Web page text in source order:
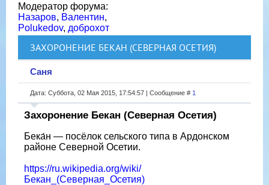
Модератор форума:
Назаров, Валентин,
Polukedov, доброхот
ЗАХОРОНЕНИЕ БЕКАН (СЕВЕРНАЯ ОСЕТИЯ)
Саня
Дата: Суббота, 02 Мая 2015, 17:54:57 | Сообщение # 1
Захоронение Бекан (Северная Осетия)
Бека́н — посёлок сельского типа в Ардонском
районе Северной Осетии.
https://ru.wikipedia.org/wiki/
Бекан_(Северная_Осетия)